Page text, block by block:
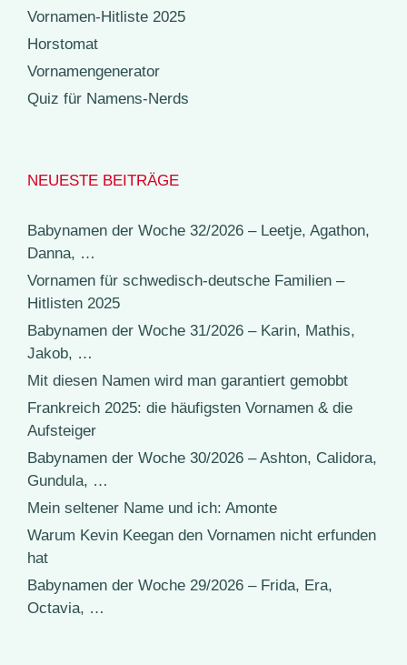
Vornamen-Hitliste 2025
Horstomat
Vornamengenerator
Quiz für Namens-Nerds
NEUESTE BEITRÄGE
Babynamen der Woche 32/2026 – Leetje, Agathon,
Danna, …
Vornamen für schwedisch-deutsche Familien –
Hitlisten 2025
Babynamen der Woche 31/2026 – Karin, Mathis,
Jakob, …
Mit diesen Namen wird man garantiert gemobbt
Frankreich 2025: die häufigsten Vornamen & die
Aufsteiger
Babynamen der Woche 30/2026 – Ashton, Calidora,
Gundula, …
Mein seltener Name und ich: Amonte
Warum Kevin Keegan den Vornamen nicht erfunden
hat
Babynamen der Woche 29/2026 – Frida, Era,
Octavia, …